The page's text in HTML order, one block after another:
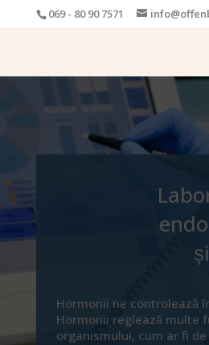
069 - 80 90 7571
Hormonii ne controlează
Hormonii reglează multe
organismului, cum ar fi